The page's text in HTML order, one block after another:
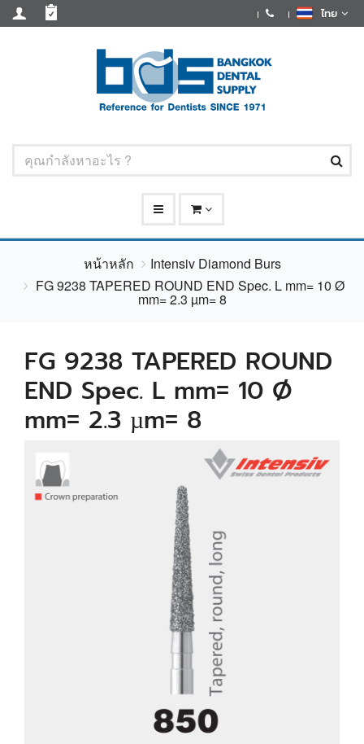
ไทย
หน้าหลัก
Intensiv Diamond Burs
FG 9238 TAPERED ROUND END Spec. L mm= 10 Ø
mm= 2.3 µm= 8
FG 9238 TAPERED ROUND
END Spec. L mm= 10 Ø
mm= 2.3 µm= 8